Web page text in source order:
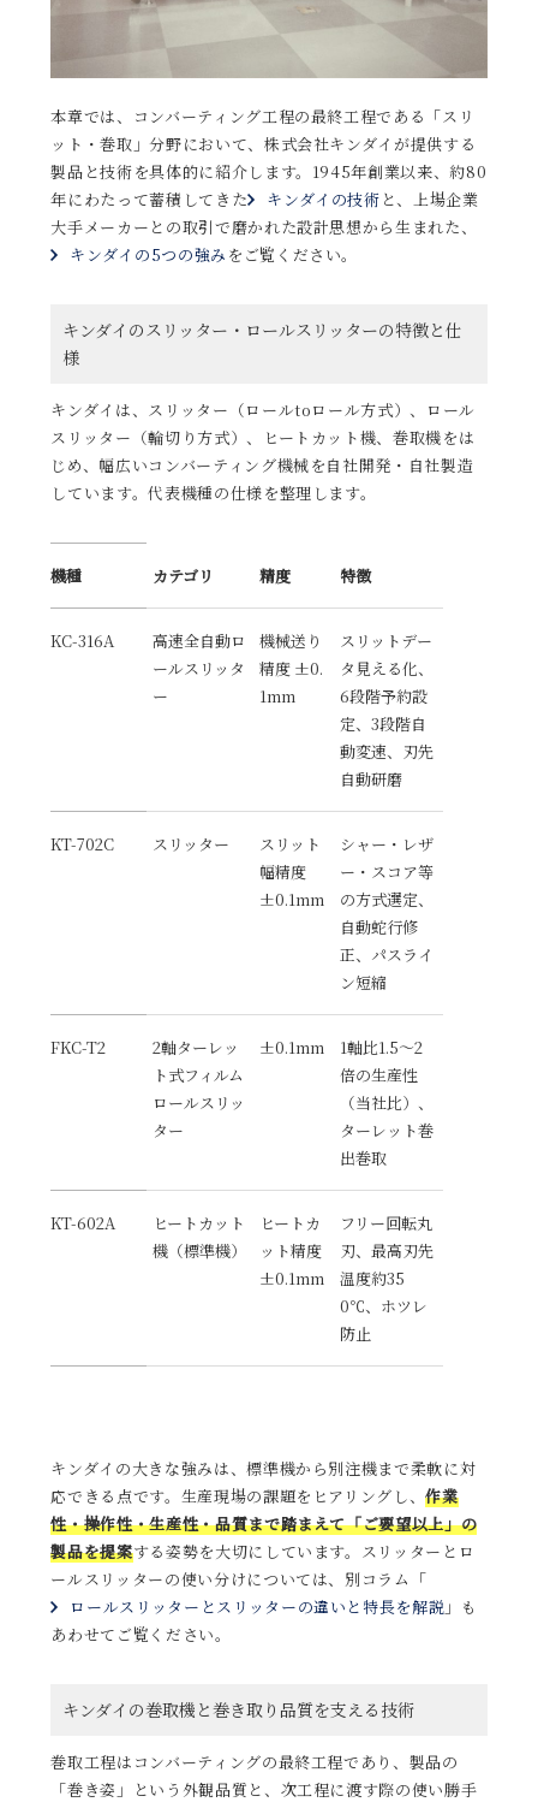
本章では、コンバーティング工程の最終工程である「スリ
ット・巻取」分野において、株式会社キンダイが提供する
製品と技術を具体的に紹介します。1945年創業以来、約80
年にわたって蓄積してきた
キンダイの技術 と、上場企業
大手メーカーとの取引で磨かれた設計思想から生まれた、
キンダイの5つの強み をご覧ください。
キンダイのスリッター・ロールスリッターの特徴と仕
様
キンダイは、スリッター（ロールtoロール方式）、ロール
スリッター（輪切り方式）、ヒートカット機、巻取機をは
じめ、幅広いコンバーティング機械を自社開発・自社製造
しています。代表機種の仕様を整理します。
機種 カテゴリ 精度 特徴
KC-316A
高速全自動ロ
ールスリッタ
ー
機械送り
精度 ±0.
1mm
スリットデー
タ見える化、
6段階予約設
定、3段階自
動変速、刃先
自動研磨
KT-702C スリッター
スリット
幅精度
±0.1mm
シャー・レザ
ー・スコア等
の方式選定、
自動蛇行修
正、パスライ
ン短縮
FKC-T2
2軸ターレッ
ト式フィルム
ロールスリッ
ター
±0.1mm
1軸比1.5～2
倍の生産性
（当社比）、
ターレット巻
出巻取
KT-602A
ヒートカット
機（標準機）
ヒートカ
ット精度
±0.1mm
フリー回転丸
刃、最高刃先
温度約35
0℃、ホツレ
防止
キンダイの大きな強みは、標準機から別注機まで柔軟に対
応できる点です。生産現場の課題をヒアリングし、作業
性・操作性・生産性・品質まで踏まえて「ご要望以上」の
製品を提案する姿勢を大切にしています。スリッターとロ
ールスリッターの使い分けについては、別コラム「
ロールスリッターとスリッターの違いと特長を解説 」も
あわせてご覧ください。
キンダイの巻取機と巻き取り品質を支える技術
巻取工程はコンバーティングの最終工程であり、製品の
「巻き姿」という外観品質と、次工程に渡す際の使い勝手